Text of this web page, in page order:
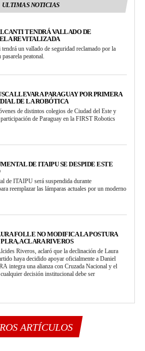
ULTIMAS NOTICIAS
TENDRÁ VALLADO DE
REVITALIZADA
un vallado de seguridad reclamado por la
peatonal.
LLEVAR A PARAGUAY POR PRIMERA
DE LA ROBÓTICA
de distintos colegios de Ciudad del Este y
de Paraguay en la FIRST Robotics
DE ITAIPU SE DESPIDE ESTE
de ITAIPU será suspendida durante
reemplazar las lámparas actuales por un moderno
FOLLE NO MODIFICA LA POSTURA
ACLARA RIVEROS
Riveros, aclaró que la declinación de Laura
haya decidido apoyar oficialmente a Daniel
integra una alianza con Cruzada Nacional y el
decisión institucional debe ser
ARTÍCULOS